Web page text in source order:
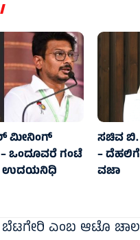
ಮೀನಿಂಗ್‌
ಒಂದೂವರೆ ಗಂಟೆ
ಉದಯನಿಧಿ
ಸಚಿವ ಬಿ.
– ದೆಹಲಿಗೆ
ವಜಾ
ಎಂಬ ಆಟೊ ಚಾಲಕ